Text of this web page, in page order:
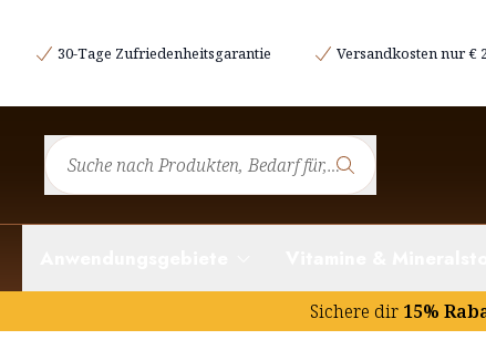
30-Tage Zufriedenheitsgarantie Versandkosten nur €
Sichere dir 15%
Was versteht man unter Leistungsfähigeit?